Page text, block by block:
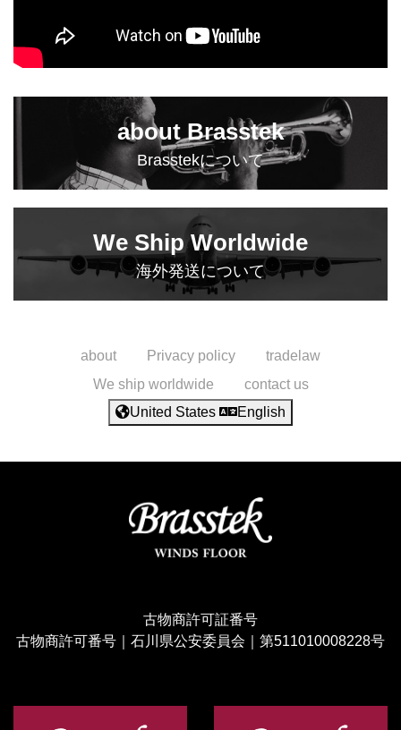
about Brasstek
Brasstekについて
We Ship Worldwide
海外発送について
about Privacy policy
tradelaw
We ship worldwide
contact us
United States
English
古物商許可証番号
古物商許可番号｜石川県公安委員会｜第511010008228号